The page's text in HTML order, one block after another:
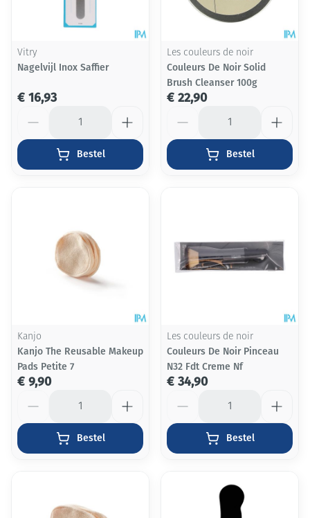
Vitry
Nagelvijl Inox Saffier
€ 16,93
Bestel
Les couleurs de noir
Couleurs De Noir Solid
Brush Cleanser 100g
€ 22,90
Bestel
Kanjo
Kanjo The Reusable Makeup
Pads Petite 7
€ 9,90
Bestel
Les couleurs de noir
Couleurs De Noir Pinceau
N32 Fdt Creme Nf
€ 34,90
Bestel